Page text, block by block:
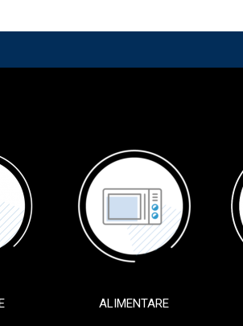
ALIMENTARE